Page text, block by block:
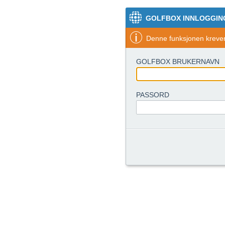
GOLFBOX
Denne funksjonen
GOLFBOX BRUKERNAVN
PASSORD